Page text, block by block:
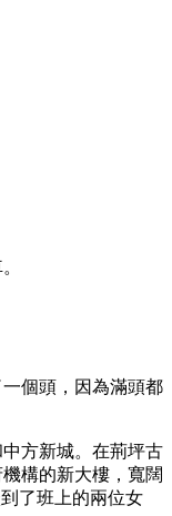
個頭，因為滿頭都
方新城。在荊坪古
構的新大樓，寬闊
了班上的兩位女